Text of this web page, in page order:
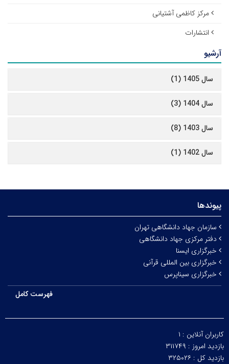
مرکز کاظمی آشتیانی
انتشارات
آرشیو
سال 1405 (1)
سال 1404 (3)
سال 1403 (8)
سال 1402 (1)
پیوندها
سازمان جهاد دانشگاهی تهران
دفتر مرکزی جهاد دانشگاهی
خبرگزاری ایسنا
خبرگزاری بین المللی قرآنی
خبرگزاری سیناپرس
فهرست کامل
کاربران آنلاین : ۱
بازدید امروز : ۳۱۱۷۴۹
بازدید کل : ۳۲۵۰۲۶